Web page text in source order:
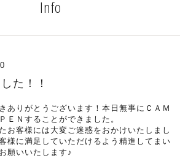
Info
た！！
ありがとうございます！本日無事にＣＡＭ
ＥＮすることができました。
お客様には大変ご迷惑をおかけいたしまし
様に満足していただけるよう精進してまい
願いいたします♪